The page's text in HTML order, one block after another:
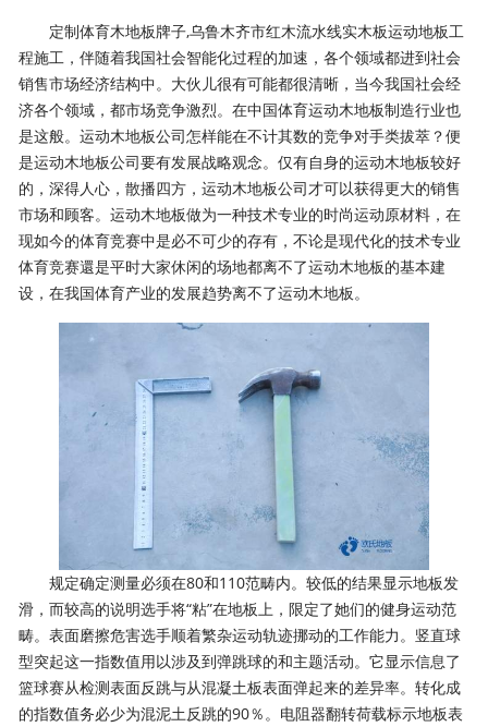
定制体育木地板牌子,乌鲁木齐市红木流水线实木板运动地板工
程施工，伴随着我国社会智能化过程的加速，各个领域都进到社会
销售市场经济结构中。大伙儿很有可能都很清晰，当今我国社会经
济各个领域，都市场竞争激烈。在中国体育运动木地板制造行业也
是这般。运动木地板公司怎样能在不计其数的竞争对手类拔萃？便
是运动木地板公司要有发展战略观念。仅有自身的运动木地板较好
的，深得人心，散播四方，运动木地板公司才可以获得更大的销售
市场和顾客。运动木地板做为一种技术专业的时尚运动原材料，在
现如今的体育竞赛中是必不可少的存有，不论是现代化的技术专业
体育竞赛還是平时大家休闲的场地都离不了运动木地板的基本建
设，在我国体育产业的发展趋势离不了运动木地板。
规定确定测量必须在80和110范畴内。较低的结果显示地板发
滑，而较高的说明选手将“粘”在地板上，限定了她们的健身运动范
畴。表面磨擦危害选手顺着繁杂运动轨迹挪动的工作能力。竖直球
型突起这一指数值用以涉及到弹跳球的和主题活动。它显示信息了
篮球赛从检测表面反跳与从混凝土板表面弹起来的差异率。转化成
的指数值务必少为混泥土反跳的90％。电阻器翻转荷载标示地板表